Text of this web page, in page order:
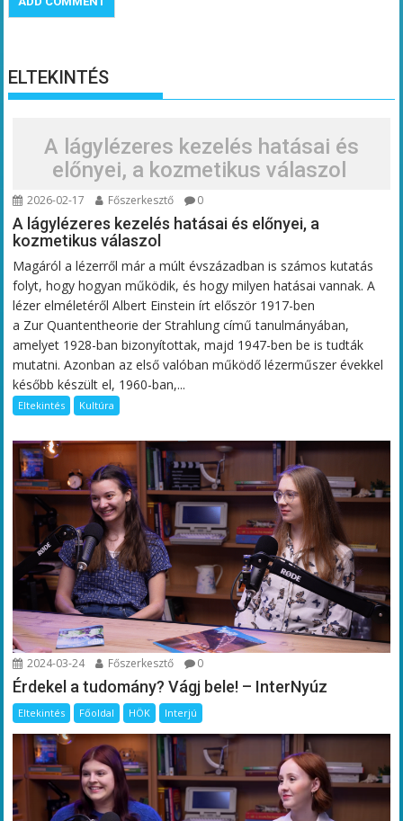
ELTEKINTÉS
A lágylézeres kezelés hatásai és
előnyei, a kozmetikus válaszol
2026-02-17 Főszerkesztő 0
A lágylézeres kezelés hatásai és előnyei, a
kozmetikus válaszol
Magáról a lézerről már a múlt évszázadban is számos kutatás
folyt, hogy hogyan működik, és hogy milyen hatásai vannak. A
lézer elméletéről Albert Einstein írt először 1917-ben
a Zur Quantentheorie der Strahlung című tanulmányában,
amelyet 1928-ban bizonyítottak, majd 1947-ben be is tudták
mutatni. Azonban az első valóban működő lézerműszer évekkel
később készült el, 1960-ban,...
Eltekintés Kultúra
2024-03-24 Főszerkesztő 0
Érdekel a tudomány? Vágj bele! – InterNyúz
Eltekintés Főoldal HÖK Interjú